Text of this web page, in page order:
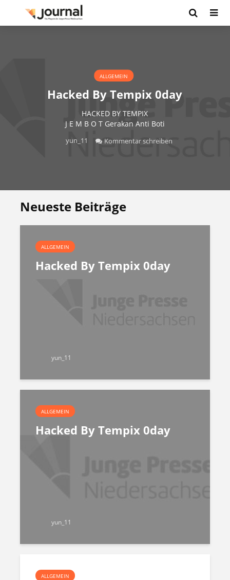
ALLGEMEIN
Hacked By Tempix 0day
HACKED BY TEMPIX
J E M B O T Gerakan Anti Boti
yun_11 Kommentar schreiben
Neueste Beiträge
ALLGEMEIN
Hacked By Tempix 0day
yun_11
ALLGEMEIN
Hacked By Tempix 0day
yun_11
ALLGEMEIN